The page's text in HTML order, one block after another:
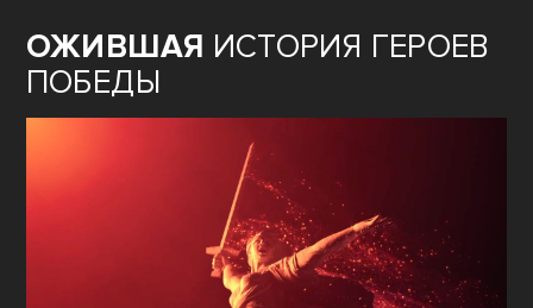
ОЖИВШАЯ ИСТОРИЯ ГЕРОЕВ
ПОБЕДЫ